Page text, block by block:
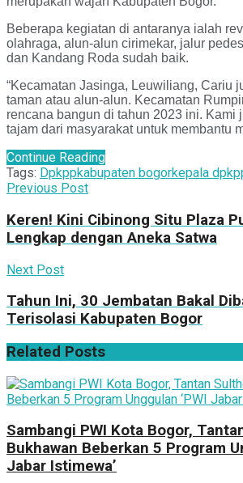
Beberapa kegiatan di antaranya ialah
olahraga, alun-alun cirimekar, jalur
dan Kandang Roda sudah baik.
“Kecamatan Jasinga, Leuwiliang, Cariu
taman atau alun-alun. Kecamatan
rencana bangun di tahun 2023 ini. Kami
tajam dari masyarakat untuk membantu
Continue Reading
Tags: Dpkppkabupaten bogorkepala
Previous Post
Keren! Kini Cibinong Situ Plaza
Lengkap dengan Aneka Satwa
Next Post
Tahun Ini, 30 Jembatan Bakal
Terisolasi Kabupaten Bogor
Related Posts
Sambangi PWI Kota Bogor,
Bukhawan Beberkan 5 Program
Jabar Istimewa’